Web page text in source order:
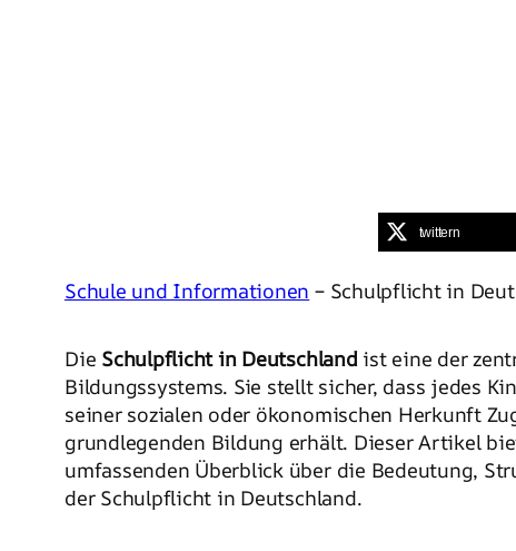
twittern
Schule und Informationen – Schulpflicht in
Die Schulpflicht in Deutschlandist eine der
Bildungssystems. Sie stellt sicher, dass jedes
seiner sozialen oder ökonomischen Herkunft
grundlegenden Bildung erhält. Dieser Artikel
umfassenden Überblick über die Bedeutung,
der Schulpflicht in Deutschland.